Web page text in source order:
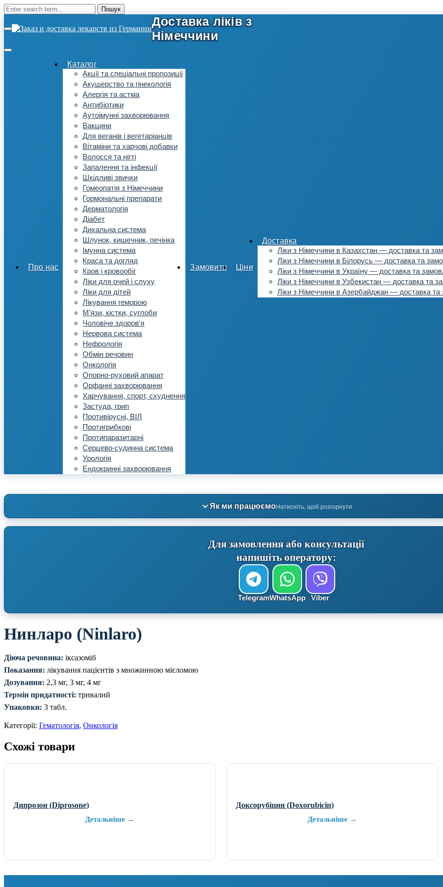
Про нас
Каталог
Акції та спеціальні пропозиції
Акушерство та гінекологія
Алергія та астма
Антибіотики
Аутоімунні захворювання
Вакцини
Для веганів і вегетаріанців
Вітаміни та харчові добавки
Волосся та нігті
Запалення та інфекції
Шкідливі звички
Гомеопатія з Німеччини
Гормональні препарати
Дерматологія
Діабет
Дихальна система
Шлунок, кишечник, печінка
Імунна система
Краса та догляд
Кров і кровообіг
Ліки для очей і слуху
Ліки для дітей
Лікування геморою
М'язи, кістки, суглоби
Чоловіче здоров'я
Нервова система
Нефрологія
Обмін речовин
Онкологія
Опорно-руховий апарат
Орфанні захворювання
Харчування, спорт, схуднення
Застуда, грип
Противірусні, ВІЛ
Протигрибкові
Протипаразитарні
Серцево-судинна система
Урологія
Ендокринні захворювання
Замовити Ціни
Доставка
Ліки з Німеччини в Казахстан — доставка та
Ліки з Німеччини в Білорусь — доставка та
Ліки з Німеччини в Україну — доставка та
Ліки з Німеччини в Узбекистан — доставка та
Ліки з Німеччини в Азербайджан — доставка та
Як ми працюємоНатисніть, щоб розгорнути
Для замовлення або консультації
напишіть оператору:
TelegramWhatsApp Viber
Нинларо (Ninlaro)
Діюча речовина: іксазоміб
Показання: лікування пацієнтів з множинною мієломою
Дозування: 2,3 мг, 3 мг, 4 мг
Термін придатності: тривалий
Упаковки: 3 табл.
Категорії: Гематологія, Онкологія
Схожі товари
Дипрозон (Diprosone)
Детальніше →
Доксорубіцин (Doxorubicin)
Детальніше →